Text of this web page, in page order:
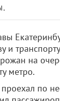
и
на
метро.
по